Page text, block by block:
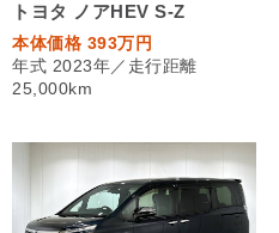
トヨタ ノアHEV S-Z
本体価格 393万円
年式 2023年／走行距離
25,000km